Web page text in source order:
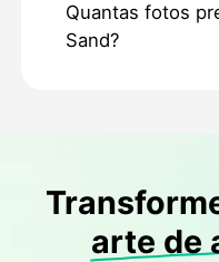
Quantas fotos
Sand?
arte de